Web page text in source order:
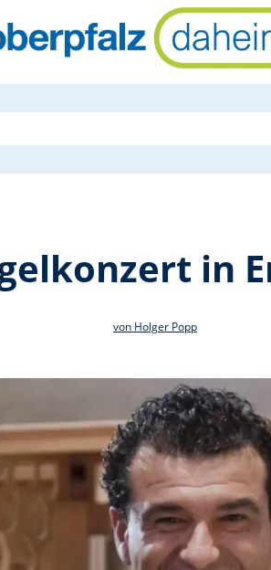
Paolo
in
von Holger Popp